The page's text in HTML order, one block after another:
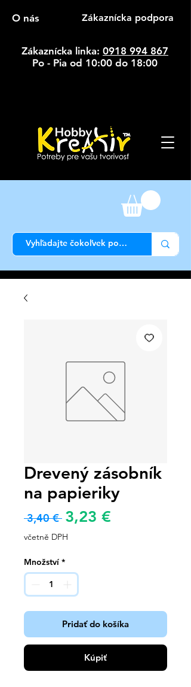
O nás Zákaznícka podpora
Zákaznícka linka: 0918 994 867
Po - Pia od 10:00 do 18:00
Drevený zásobník
na papieriky
3,40 € Běžná
cena
3,23 €
včetně DPH
Množství *
Pridať do košíka
Kúpiť